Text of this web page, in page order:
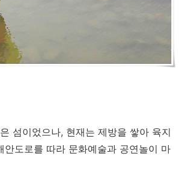
섬이었으나, 현재는 제방을 쌓아 육지
안도로를 따라 문화예술과 공연놀이 마